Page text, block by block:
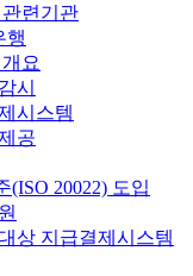
련기관
행
요
시
시스템
공
(ISO 20022) 도입
상 지급결제시스템